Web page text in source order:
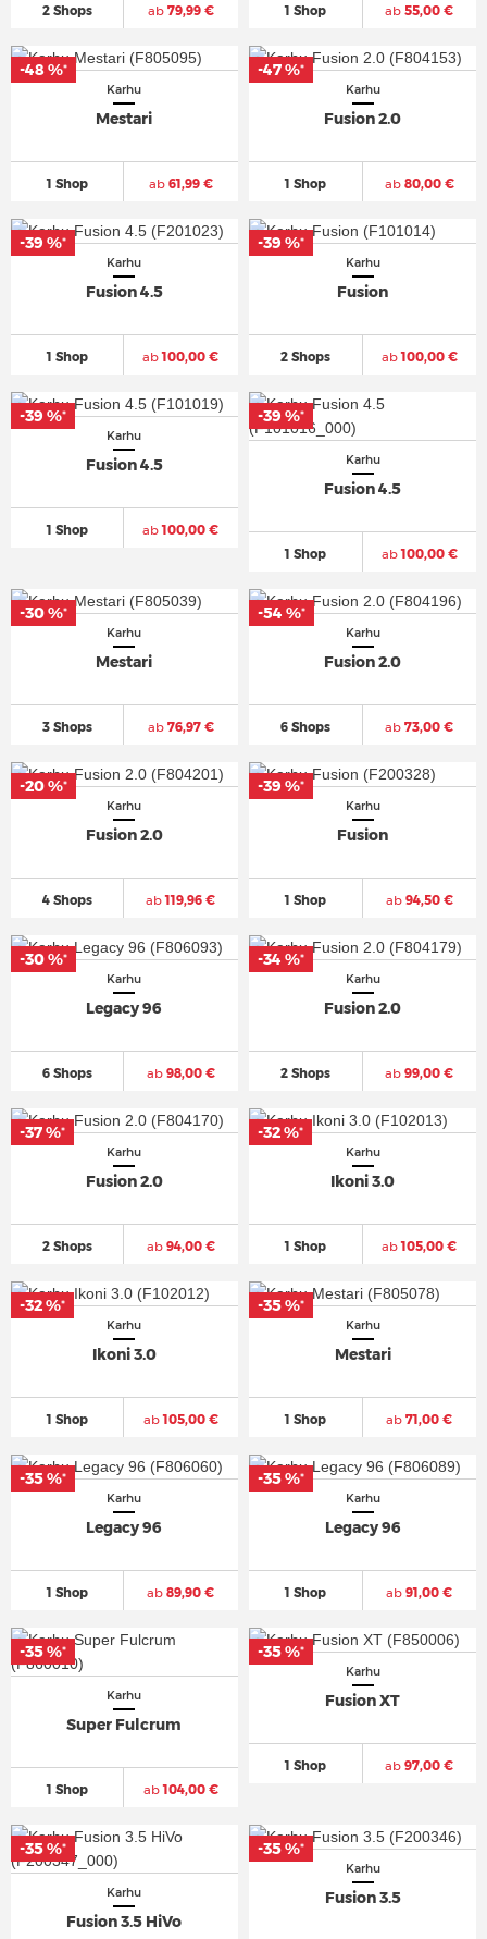
2 Shops ab79,99 € 1 Shop ab 55,00 €
Karhu
Mestari
1 Shop ab61,99 €
-48 %*
Karhu
Fusion 2.0
1 Shop ab80,00 €
-47 %*
Karhu
Fusion 4.5
1 Shop ab100,00 €
-39 %*
Karhu
Fusion
2 Shops ab100,00 €
-39 %*
Karhu
Fusion 4.5
1 Shop ab100,00 €
-39 %*
Karhu
Fusion 4.5
1 Shop ab100,00 €
-39 %*
Karhu
Mestari
3 Shops ab76,97 €
-30 %*
Karhu
Fusion 2.0
6 Shops ab 73,00 €
-54 %*
Karhu
Fusion 2.0
4 Shops ab119,96 €
-20 %*
Karhu
Fusion
1 Shop ab94,50 €
-39 %*
Karhu
Legacy 96
6 Shops ab98,00 €
-30 %*
Karhu
Fusion 2.0
2 Shops ab 99,00 €
-34 %*
Karhu
Fusion 2.0
2 Shops ab94,00 €
-37 %*
Karhu
Ikoni 3.0
1 Shop ab105,00 €
-32 %*
Karhu
Ikoni 3.0
1 Shop ab105,00 €
-32 %*
Karhu
Mestari
1 Shop ab 71,00 €
-35 %*
Karhu
Legacy 96
1 Shop ab 89,90 €
-35 %*
Karhu
Legacy 96
1 Shop ab 91,00 €
-35 %*
Karhu
Super Fulcrum
1 Shop ab104,00 €
-35 %*
Karhu
Fusion XT
1 Shop ab 97,00 €
-35 %*
Karhu
Fusion 3.5 HiVo
-35 %*
Karhu
Fusion 3.5
-35 %*